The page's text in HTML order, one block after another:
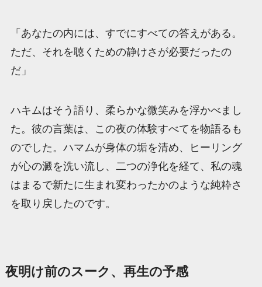
「あなたの内には、すでにすべての答えがある。
ただ、それを聴くための静けさが必要だったの
だ」
ハキムはそう語り、柔らかな微笑みを浮かべまし
た。彼の言葉は、この夜の体験すべてを物語るも
のでした。ハマムが身体の垢を清め、ヒーリング
が心の澱を洗い流し、二つの浄化を経て、私の魂
はまるで新たに生まれ変わったかのような純粋さ
を取り戻したのです。
夜明け前のスーク、再生の予感